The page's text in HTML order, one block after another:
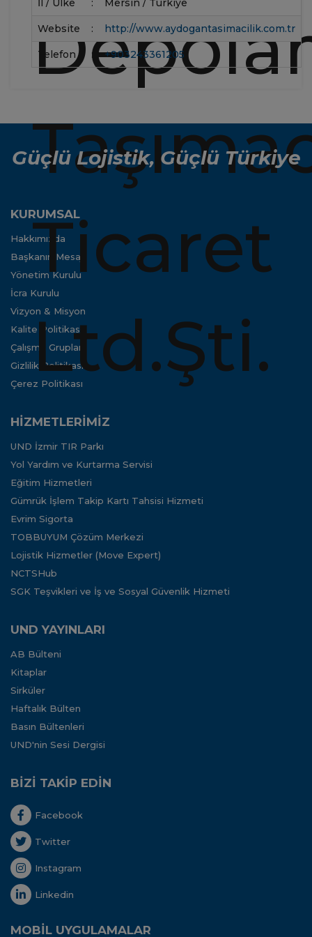
İl / Ülke : Mersin / Türkiye
Website : http://www.aydogantasimacilik.com.tr
Telefon : +903243361205
Güçlü Lojistik, Güçlü Türkiye
KURUMSAL
Hakkımızda
Başkanın Mesajı
Yönetim Kurulu
İcra Kurulu
Vizyon & Misyon
Kalite Politikası
Çalışma Grupları
Gizlilik Politikası
Çerez Politikası
HİZMETLERİMİZ
UND İzmir TIR Parkı
Yol Yardım ve Kurtarma Servisi
Eğitim Hizmetleri
Gümrük İşlem Takip Kartı Tahsisi Hizmeti
Evrim Sigorta
TOBBUYUM Çözüm Merkezi
Lojistik Hizmetler (Move Expert)
NCTSHub
SGK Teşvikleri ve İş ve Sosyal Güvenlik Hizmeti
UND YAYINLARI
AB Bülteni
Kitaplar
Sirküler
Haftalık Bülten
Basın Bültenleri
UND'nin Sesi Dergisi
BİZİ TAKİP EDİN
Facebook
Twitter
Instagram
Linkedin
MOBİL UYGULAMALAR